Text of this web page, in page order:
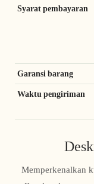
Syarat pembayaran
Garansi barang
Waktu pengiriman
Memperkenalkan